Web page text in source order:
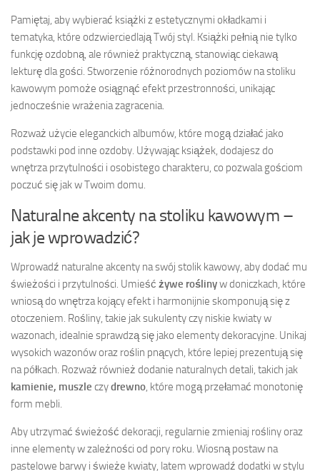
Pamiętaj, aby wybierać książki z estetycznymi okładkami i
tematyka, które odzwierciedlają Twój styl. Książki pełnią nie tylko
funkcję ozdobną, ale również praktyczną, stanowiąc ciekawą
lekturę dla gości. Stworzenie różnorodnych poziomów na stoliku
kawowym pomoże osiągnąć efekt przestronności, unikając
jednocześnie wrażenia zagracenia.
Rozważ użycie eleganckich albumów, które mogą działać jako
podstawki pod inne ozdoby. Używając książek, dodajesz do
wnętrza przytulności i osobistego charakteru, co pozwala gościom
poczuć się jak w Twoim domu.
Naturalne akcenty na stoliku kawowym –
jak je wprowadzić?
Wprowadź naturalne akcenty na swój stolik kawowy, aby dodać mu
świeżości i przytulności. Umieść żywe roślinyw doniczkach, które
wniosą do wnętrza kojący efekt i harmonijnie skomponują się z
otoczeniem. Rośliny, takie jak sukulenty czy niskie kwiaty w
wazonach, idealnie sprawdzą się jako elementy dekoracyjne. Unikaj
wysokich wazonów oraz roślin pnących, które lepiej prezentują się
na półkach. Rozważ również dodanie naturalnych detali, takich jak
kamienie, muszle czydrewno, które mogą przełamać monotonię
form mebli.
Aby utrzymać świeżość dekoracji, regularnie zmieniaj rośliny oraz
inne elementy w zależności od pory roku. Wiosną postaw na
pastelowe barwy i świeże kwiaty, latem wprowadź dodatki w stylu